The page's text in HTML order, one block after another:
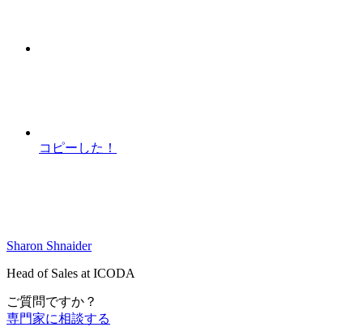
コピーした！
Sharon Shnaider
Head of Sales at ICODA
ご質問ですか？
専門家に相談する